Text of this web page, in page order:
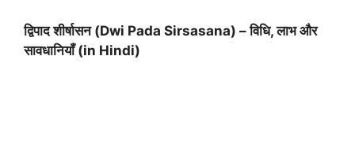
द्विपाद शीर्षासन (Dwi Pada Sirsasana) – विधि, लाभ और
सावधानियाँ (in Hindi)